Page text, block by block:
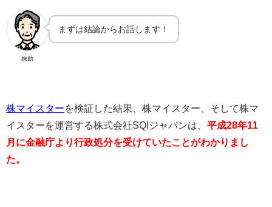
株助
まずは結論からお話します！
株マイスターを検証した結果、株マイスター、そして株マ
イスターを運営する株式会社SQIジャパンは、 平成28年11
月に金融庁より行政処分を受けていたことがわかりまし
た。